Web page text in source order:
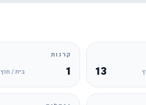
13
קרנות
1 בית / חוץ